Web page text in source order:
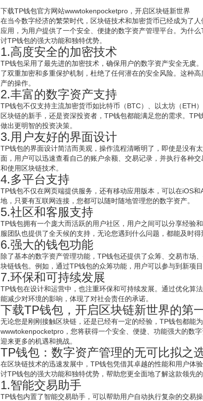
下载TP钱包官方网站wwwtokenpocketpro，开启区块链新世界
在当今数字经济的繁荣时代，区块链技术和加密货币已经成为了
应用，为用户提供了一个安全、便捷的数字资产管理平台。为什
讨TP钱包的强大功能和独特优势。
1.高度安全的加密技术
TP钱包采用了最先进的加密技术，确保用户的数字资产安全无虞
了双重加密和多重保护机制，杜绝了任何潜在的安全风险。这种
产的操作。
2.丰富的数字资产支持
TP钱包不仅支持主流加密货币如比特币（BTC）、以太坊（ETH
区块链的新手，还是资深投资者，TP钱包都能满足您的需求。
做出更明智的投资决策。
3.用户友好的界面设计
TP钱包的界面设计简洁而美观，操作流程清晰明了，即使是没有
面，用户可以迅速查看自己的账户余额、交易记录，并执行各种
和使用区块链技术。
4.多平台支持
TP钱包不仅在网页端提供服务，还有移动应用版本，可以在iOS
地，只要有互联网连接，您都可以随时随地管理您的数字资产。
5.社区和客服支持
TP钱包拥有一个庞大而活跃的用户社区，用户之间可以分享经验
服团队也提供了全天候的支持，无论您遇到什么问题，都能及时得
6.强大的钱包功能
除了基本的数字资产管理功能，TP钱包还提供了众筹、交易市场
块链钱包。例如，通过TP钱包的众筹功能，用户可以参与到新项
7.环保和可持续发展
TP钱包在设计和运营中，也注重环保和可持续发展。通过优化算
能减少对环境的影响，体现了对社会责任的承诺。
下载TP钱包，开启区块链新世界的第
无论您是刚刚接触区块链，还是已经有一定的经验，TP钱包都能
wwwtokenpocketpro，您将获得一个安全、便捷、功能强大的数
迎来更多的机遇和挑战。
TP钱包：数字资产管理的无可比拟之
在区块链技术的迅速发展中，TP钱包凭借其卓越的性能和用户体
讨TP钱包的强大功能和独特优势，帮助您更全面地了解这款领先的
1.智能交易助手
TP钱包内置了智能交易助手，可以帮助用户自动执行复杂的交易